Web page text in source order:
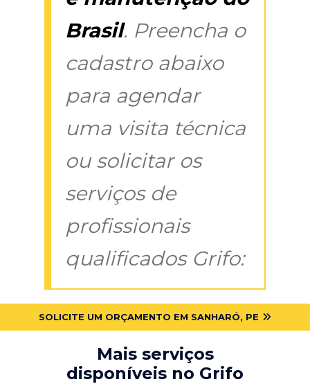
Brasil. Preencha o
cadastro abaixo
para agendar
uma visita técnica
ou solicitar os
serviços de
profissionais
qualificados Grifo:
SOLICITE UM ORÇAMENTO EM SANHARÓ, PE
Mais serviços
disponíveis no Grifo